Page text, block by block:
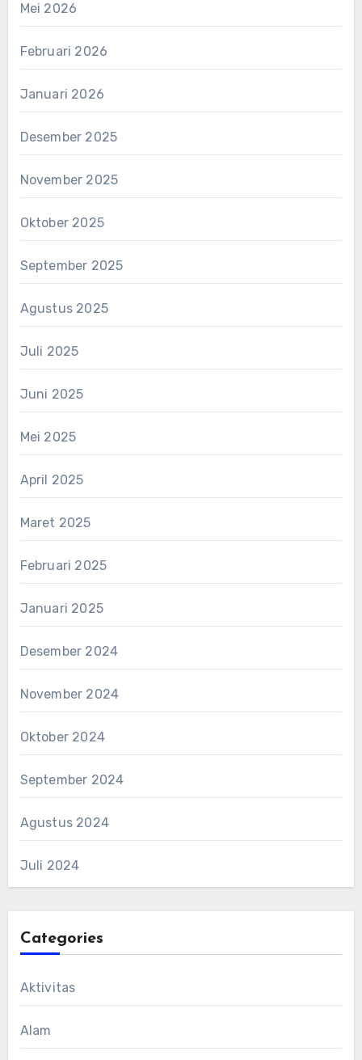
Mei 2026
Februari 2026
Januari 2026
Desember 2025
November 2025
Oktober 2025
September 2025
Agustus 2025
Juli 2025
Juni 2025
Mei 2025
April 2025
Maret 2025
Februari 2025
Januari 2025
Desember 2024
November 2024
Oktober 2024
September 2024
Agustus 2024
Juli 2024
Categories
Aktivitas
Alam